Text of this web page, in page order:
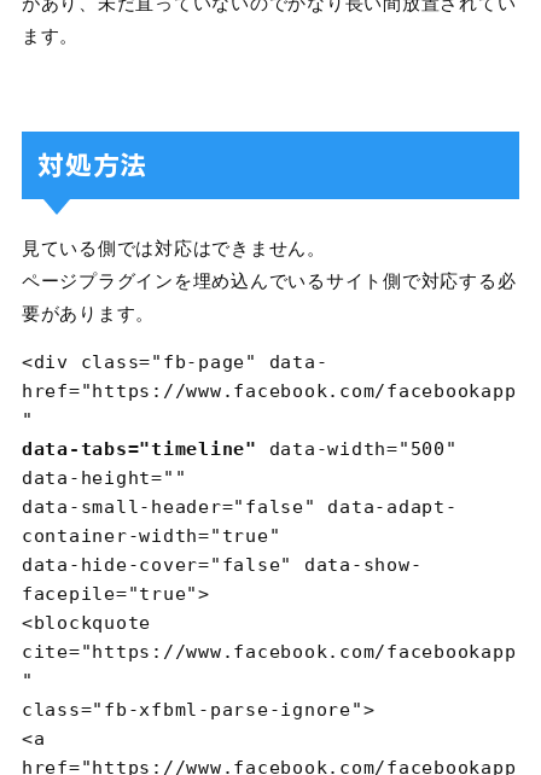
ます。
対処方法
見ている側では対応はできません。
ページプラグインを埋め込んでいるサイト側で対応する必
要があります。
<div class="fb-page"
data-
href="https://www.facebook.com/facebookapp
"
data-tabs="timeline" data-width="500"
data-height=""
data-small-header="false"
data-adapt-
container-width="true"
data-hide-cover="false"
data-show-
facepile="true">
<blockquote
cite="https://www.facebook.com/facebookapp
"
class="fb-xfbml-parse-ignore">
<a
href="https://www.facebook.com/facebookapp